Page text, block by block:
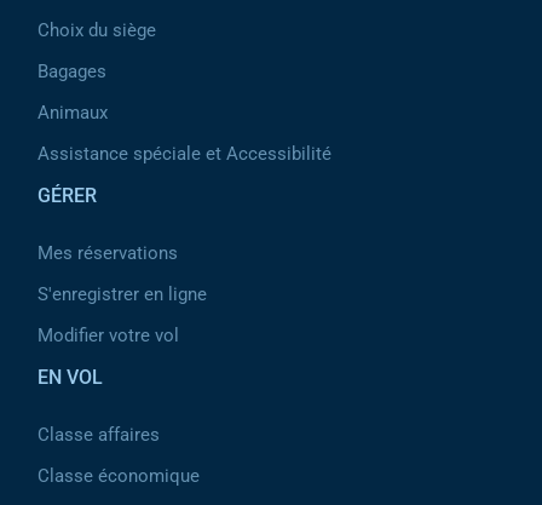
Choix du siège
Bagages
Animaux
Assistance spéciale et Accessibilité
GÉRER
Mes réservations
S'enregistrer en ligne
Modifier votre vol
EN VOL
Classe affaires
Classe économique